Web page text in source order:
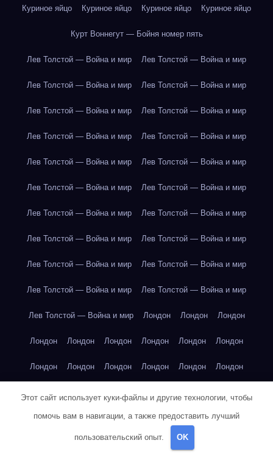
Куриное яйцо Куриное яйцо Куриное яйцо Куриное яйцо
Курт Воннегут — Бойня номер пять
Лев Толстой — Война и мир Лев Толстой — Война и мир
Лев Толстой — Война и мир Лев Толстой — Война и мир
Лев Толстой — Война и мир Лев Толстой — Война и мир
Лев Толстой — Война и мир Лев Толстой — Война и мир
Лев Толстой — Война и мир Лев Толстой — Война и мир
Лев Толстой — Война и мир Лев Толстой — Война и мир
Лев Толстой — Война и мир Лев Толстой — Война и мир
Лев Толстой — Война и мир Лев Толстой — Война и мир
Лев Толстой — Война и мир Лев Толстой — Война и мир
Лев Толстой — Война и мир Лев Толстой — Война и мир
Лев Толстой — Война и мир Лондон Лондон Лондон
Лондон Лондон Лондон Лондон Лондон Лондон
Лондон Лондон Лондон Лондон Лондон Лондон
Лондон Лондон
Лондон Лондон Лондон Лондон Лос-Анджелес
Этот сайт использует куки-файлы и другие технологии, чтобы
помочь вам в навигации, а также предоставить лучший
пользовательский опыт. OK